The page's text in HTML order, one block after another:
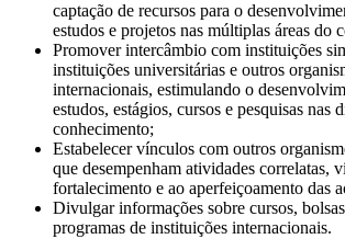
captação de recursos para o
estudos e projetos nas múltiplas áreas do
Promover intercâmbio com instituições
instituições universitárias e outros
internacionais, estimulando o
estudos, estágios, cursos e pesquisas nas
conhecimento;
Estabelecer vínculos com outros
que desempenham atividades correlatas,
fortalecimento e ao aperfeiçoamento das
Divulgar informações sobre cursos,
programas de instituições internacionais.